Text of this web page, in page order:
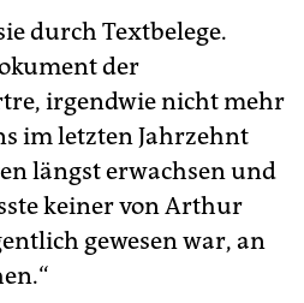
durch Textbelege.
der
irgendwie nicht mehr
im letzten Jahrzehnt
längst erwachsen und
keiner von Arthur
gewesen war, an